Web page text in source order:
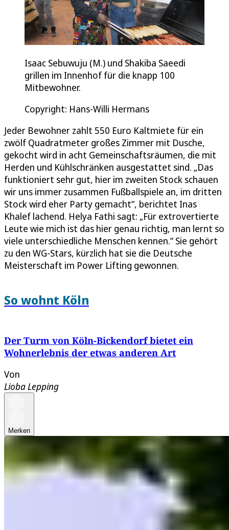
Isaac Sebuwuju (M.) und Shakiba Saeedi
grillen im Innenhof für die knapp 100
Mitbewohner.
Copyright: Hans-Willi Hermans
Jeder Bewohner zahlt 550 Euro Kaltmiete für ein
zwölf Quadratmeter großes Zimmer mit Dusche,
gekocht wird in acht Gemeinschaftsräumen, die mit
Herden und Kühlschränken ausgestattet sind. „Das
funktioniert sehr gut, hier im zweiten Stock schauen
wir uns immer zusammen Fußballspiele an, im dritten
Stock wird eher Party gemacht“, berichtet Inas
Khalef lachend. Helya Fathi sagt: „Für extrovertierte
Leute wie mich ist das hier genau richtig, man lernt so
viele unterschiedliche Menschen kennen.“ Sie gehört
zu den WG-Stars, kürzlich hat sie die Deutsche
Meisterschaft im Power Lifting gewonnen.
So wohnt Köln
Der Turm von Köln-Bickendorf bietet ein
Wohnerlebnis der etwas anderen Art
Von
Lioba Lepping
Merken